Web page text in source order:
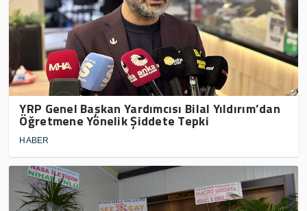
YRP Genel Başkan Yardımcısı Bilal Yıldırım’dan
Öğretmene Yönelik Şiddete Tepki
HABER